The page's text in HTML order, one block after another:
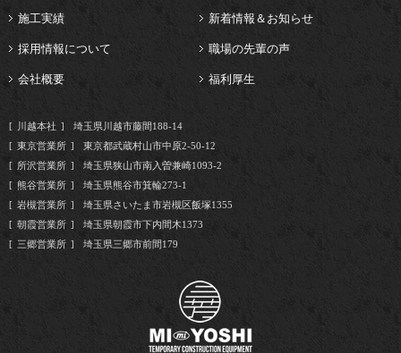
施工実績 新着情報＆お知らせ
採用情報について 職場の先輩の声
会社概要 福利厚生
川越本社
埼玉県川越市藤間188-14
東京営業所
東京都武蔵村山市中原2-50-12
所沢営業所
埼玉県狭山市南入曽兼崎1093-2
熊谷営業所
埼玉県熊谷市箕輪273-1
岩槻営業所
埼玉県さいたま市岩槻区飯塚1355
朝霞営業所
埼玉県朝霞市下内間木1373
三郷営業所
埼玉県三郷市前間179